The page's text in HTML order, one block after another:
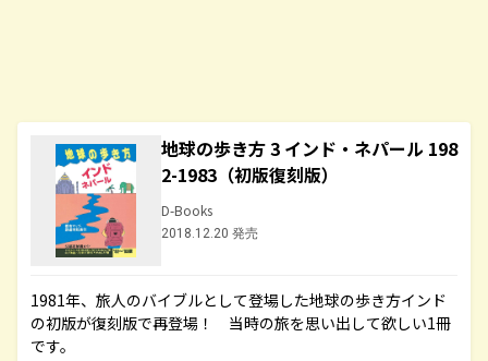
地球の歩き方 3 インド・ネパール 198
2-1983（初版復刻版）
D-Books
2018.12.20 発売
1981年、旅人のバイブルとして登場した地球の歩き方インド
の初版が復刻版で再登場！ 当時の旅を思い出して欲しい1冊
です。